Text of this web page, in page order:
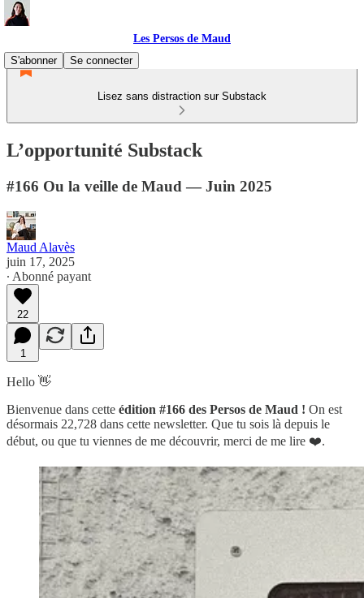
Les Persos de Maud
S'abonner
Se connecter
Lisez sans distraction sur Substack
L’opportunité Substack
#166 Ou la veille de Maud — Juin 2025
Maud Alavès
juin 17, 2025
∙ Abonné payant
22
1
Hello 👋
Bienvenue dans cette édition #166 des Persos de Maud ! On est
désormais 22,728 dans cette newsletter. Que tu sois là depuis le
début, ou que tu viennes de me découvrir, merci de me lire ❤️.